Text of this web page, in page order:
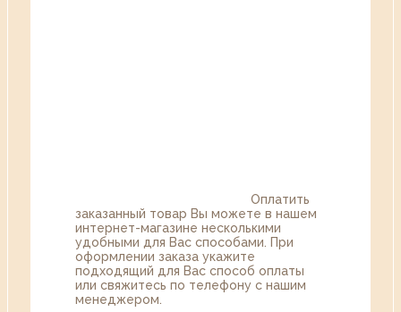
Оплатить
заказанный товар Вы можете в нашем
интернет-магазине несколькими
удобными для Вас способами. При
оформлении заказа укажите
подходящий для Вас способ оплаты
или свяжитесь по телефону с нашим
менеджером.